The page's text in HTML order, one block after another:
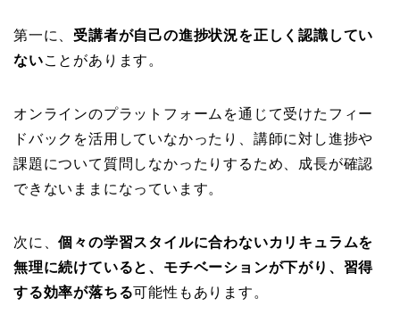
第一に、 受講者が自己の進捗状況を正しく認識してい
ないことがあります。
オンラインのプラットフォームを通じて受けたフィー
ドバックを活用していなかったり、講師に対し進捗や
課題について質問しなかったりするため、成長が確認
できないままになっています。
次に、個々の学習スタイルに合わないカリキュラムを
無理に続けていると、モチベーションが下がり、習得
する効率が落ちる可能性もあります。